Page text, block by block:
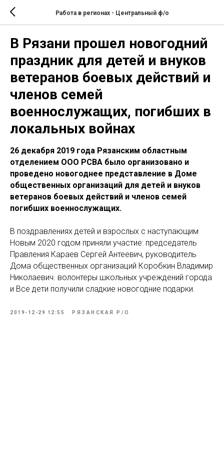
Работа в регионах - Центральный ф/о
В Рязани прошел новогодний
праздник для детей и внуков
ветеранов боевых действий и
членов семей
военнослужащих, погибших в
локальных войнах
26 декабря 2019 года Рязанским областным
отделением ООО РСВА было организовано и
проведено новогоднее представление в Доме
общественных организаций для детей и внуков
ветеранов боевых действий и членов семей
погибших военнослужащих.
В поздравлениях детей и взрослых с наступающим
Новым 2020 годом приняли участие: председатель
Правления Караев Сергей Антеевич, руководитель
Дома общественных организаций Коробкин Владимир
Николаевич. волонтеры школьных учреждений города
и Все дети получили сладкие новогодние подарки.
2019-12-29 12:55 РЯЗАНСКАЯ Р/О